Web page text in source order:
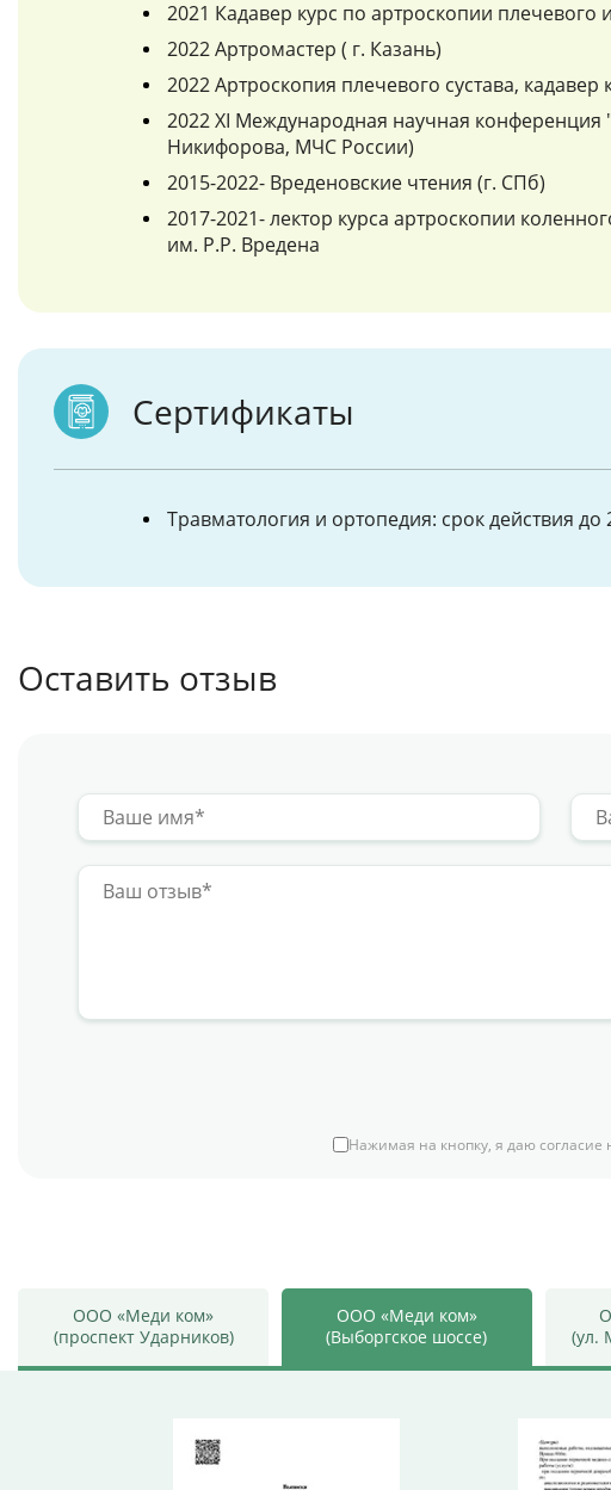
2021 Кадавер курс по артроскопии
2022 Артромастер ( г. Казань)
2022 Артроскопия плечевого сустава,
2022 XI Международная научная
Никифорова, МЧС России)
2015-2022- Вреденовские чтения (г. СПб)
2017-2021- лектор курса артроскопии
им. Р.Р. Вредена
Сертификаты
Травматология и ортопедия: срок действия до
Оставить отзыв
Нажимая на кнопку, я даю согласие
ООО «Меди ком»
(проспект Ударников)
ООО «Меди ком»
(Выборгское шоссе)
(ул.